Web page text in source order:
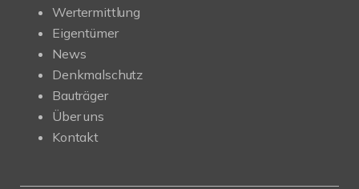
Wertermittlung
Eigentümer
News
Denkmalschutz
Bauträger
Über uns
Kontakt